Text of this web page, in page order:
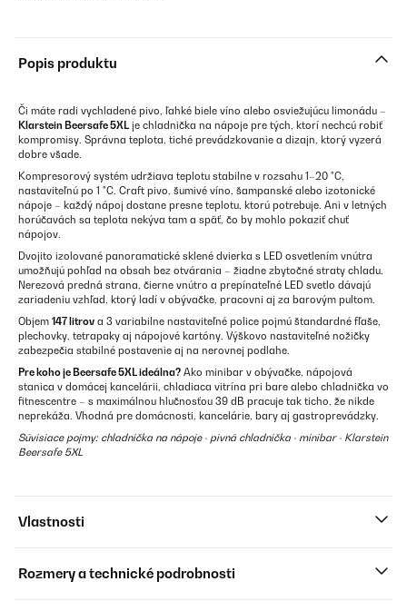
Popis produktu
Či máte radi vychladené pivo, ľahké biele víno alebo osviežujúcu limonádu –
Klarstein Beersafe 5XL je chladnička na nápoje pre tých, ktorí nechcú robiť
kompromisy. Správna teplota, tiché prevádzkovanie a dizajn, ktorý vyzerá
dobre všade.
Kompresorový systém udržiava teplotu stabilne v rozsahu 1–20 °C,
nastaviteľnú po 1 °C. Craft pivo, šumivé víno, šampanské alebo izotonické
nápoje – každý nápoj dostane presne teplotu, ktorú potrebuje. Ani v letných
horúčavách sa teplota nekýva tam a späť, čo by mohlo pokaziť chuť
nápojov.
Dvojito izolované panoramatické sklené dvierka s LED osvetlením vnútra
umožňujú pohľad na obsah bez otvárania – žiadne zbytočné straty chladu.
Nerezová predná strana, čierne vnútro a prepínateľné LED svetlo dávajú
zariadeniu vzhľad, ktorý ladí v obývačke, pracovni aj za barovým pultom.
Objem 147 litrov a 3 variabilne nastaviteľné police pojmú štandardné fľaše,
plechovky, tetrapaky aj nápojové kartóny. Výškovo nastaviteľné nožičky
zabezpečia stabilné postavenie aj na nerovnej podlahe.
Pre koho je Beersafe 5XL ideálna? Ako minibar v obývačke, nápojová
stanica v domácej kancelárii, chladiaca vitrína pri bare alebo chladnička vo
fitnescentre – s maximálnou hlučnosťou 39 dB pracuje tak ticho, že nikde
neprekáža. Vhodná pre domácnosti, kancelárie, bary aj gastroprevádzky.
Súvisiace pojmy: chladnička na nápoje · pivná chladnička · minibar · Klarstein
Beersafe 5XL
Vlastnosti
Rozmery a technické podrobnosti